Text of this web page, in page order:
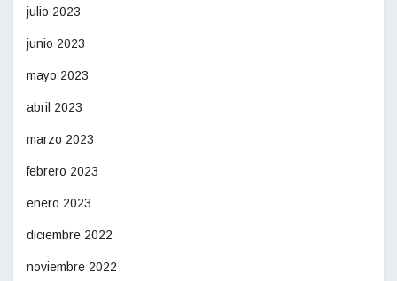
julio 2023
junio 2023
mayo 2023
abril 2023
marzo 2023
febrero 2023
enero 2023
diciembre 2022
noviembre 2022